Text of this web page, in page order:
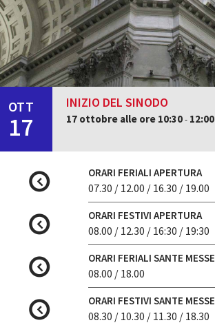
OTT
17
INIZIO DEL SINODO
17 ottobre alle ore 10:30- 12:00
ORARI FERIALI APERTURA
07.30 / 12.00 / 16.30 / 19.00
ORARI FESTIVI APERTURA
08.00 / 12.30 / 16:30 / 19:30
ORARI FERIALI SANTE MESSE
08.00 / 18.00
ORARI FESTIVI SANTE MESSE
08.30 / 10.30 / 11.30 / 18.30